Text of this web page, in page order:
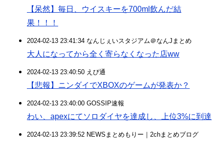
【呆然】毎日、ウイスキーを700ml飲んだ結
果！！！
2024-02-13 23:41:34 なんじぇいスタジアム＠なんJまとめ
大人になってから全く寄らなくなった店ww
2024-02-13 23:40:50 えび通
【悲報】ニンダイでXBOXのゲームが発表か？
2024-02-13 23:40:00 GOSSIP速報
わい、apexにてソロダイヤを達成し、上位3%に到達
2024-02-13 23:39:52 NEWSまとめもりー｜2chまとめブログ